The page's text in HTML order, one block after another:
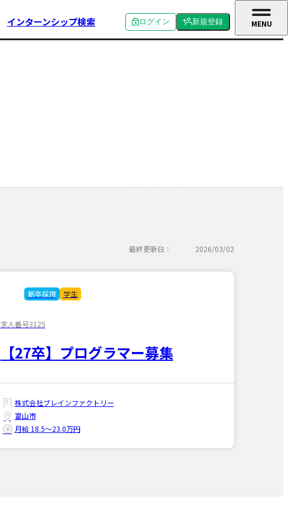
インターンシップ検索 ログイン 新規登録
最終更新日： 2026/03/02
新卒採用 学生
求人番号3125
【27卒】プログラマー募集
株式会社ブレインファクトリー
富山市
月給 18.5〜23.0万円
MENU